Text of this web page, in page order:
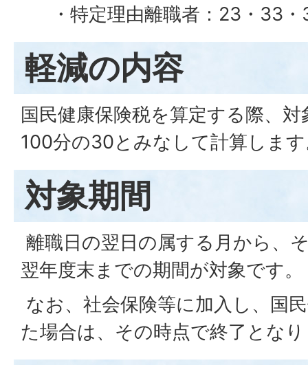
・特定理由離職者：23・33
軽減の内容
国民健康保険税を算定する際、
100分の30とみなして計算しま
対象期間
離職日の翌日の属する月から、
翌年度末までの期間が対象です。
なお、社会保険等に加入し、国
た場合は、その時点で終了とな